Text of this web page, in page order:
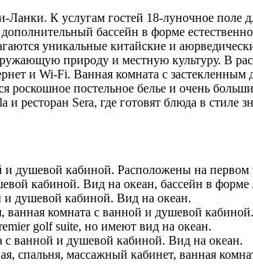
К услугам гостей 18-луночное поле
бассейн в форме
уникальные китайские и
природу и местную культуру. В
и Wi-Fi. Ванная комната с
постельное белье и очень
ресторан Sera, где готовят блюда в
и душевой кабиной. Расположены на
кабиной. Вид на океан, бассейн в
и душевой кабиной. Вид на океан.
ванная комната с ванной и душевой
golf suite, но имеют вид на океан.
с ванной и душевой кабиной. Вид на океан.
спальня, массажный кабинет, ванная